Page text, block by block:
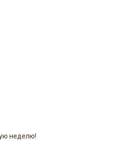
неделю!